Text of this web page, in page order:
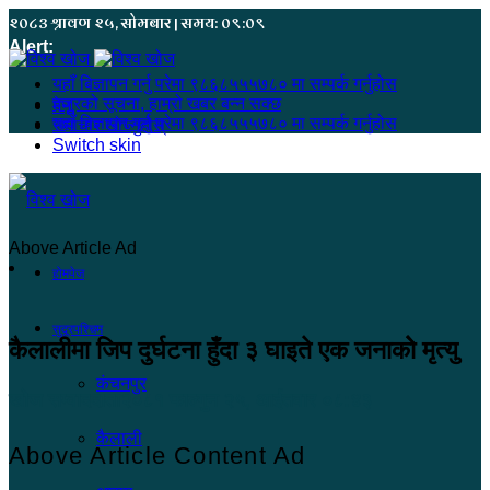
२०८३ श्रावण २५, सोमबार | समय: ०९:०९
Alert:
यहाँ बिज्ञापन गर्नु परेमा ९८६८५५५७८० मा सम्पर्क गर्नुहोस
हजुरको सूचना, हाम्रो खबर बन्न सक्छ
यहाँ बिज्ञापन गर्नु परेमा ९८६८५५५७८० मा सम्पर्क गर्नुहोस
मेनू
समाचार खोज्नुहोस्
Switch skin
होमपेज
सुदूरपश्चिम
कंचनपुर
कैलाली
Above Article Ad
कैलालीमा जिप दुर्घटना हुँदा ३ घाइते एक जनाकोे मृत्यु
२०८१ फाल्गुन २५, आईतवार ०८:४३
Above Article Content Ad